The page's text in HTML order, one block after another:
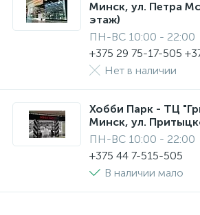
Минск, ул. Петра
этаж)
ПН-ВС 10:00 - 22:00
+375 29 75-17-505
Нет в наличии
Хобби Парк - ТЦ
Минск, ул.
ПН-ВС 10:00 - 22:00
+375 44 7-515-505
В наличии мало